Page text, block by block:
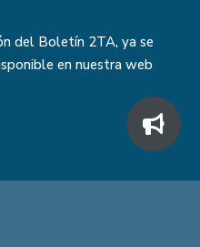
del Boletín 2TA, ya se
en nuestra web